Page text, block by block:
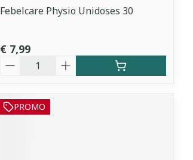
Febelcare Physio Unidoses 30
€ 7,99
PROMO